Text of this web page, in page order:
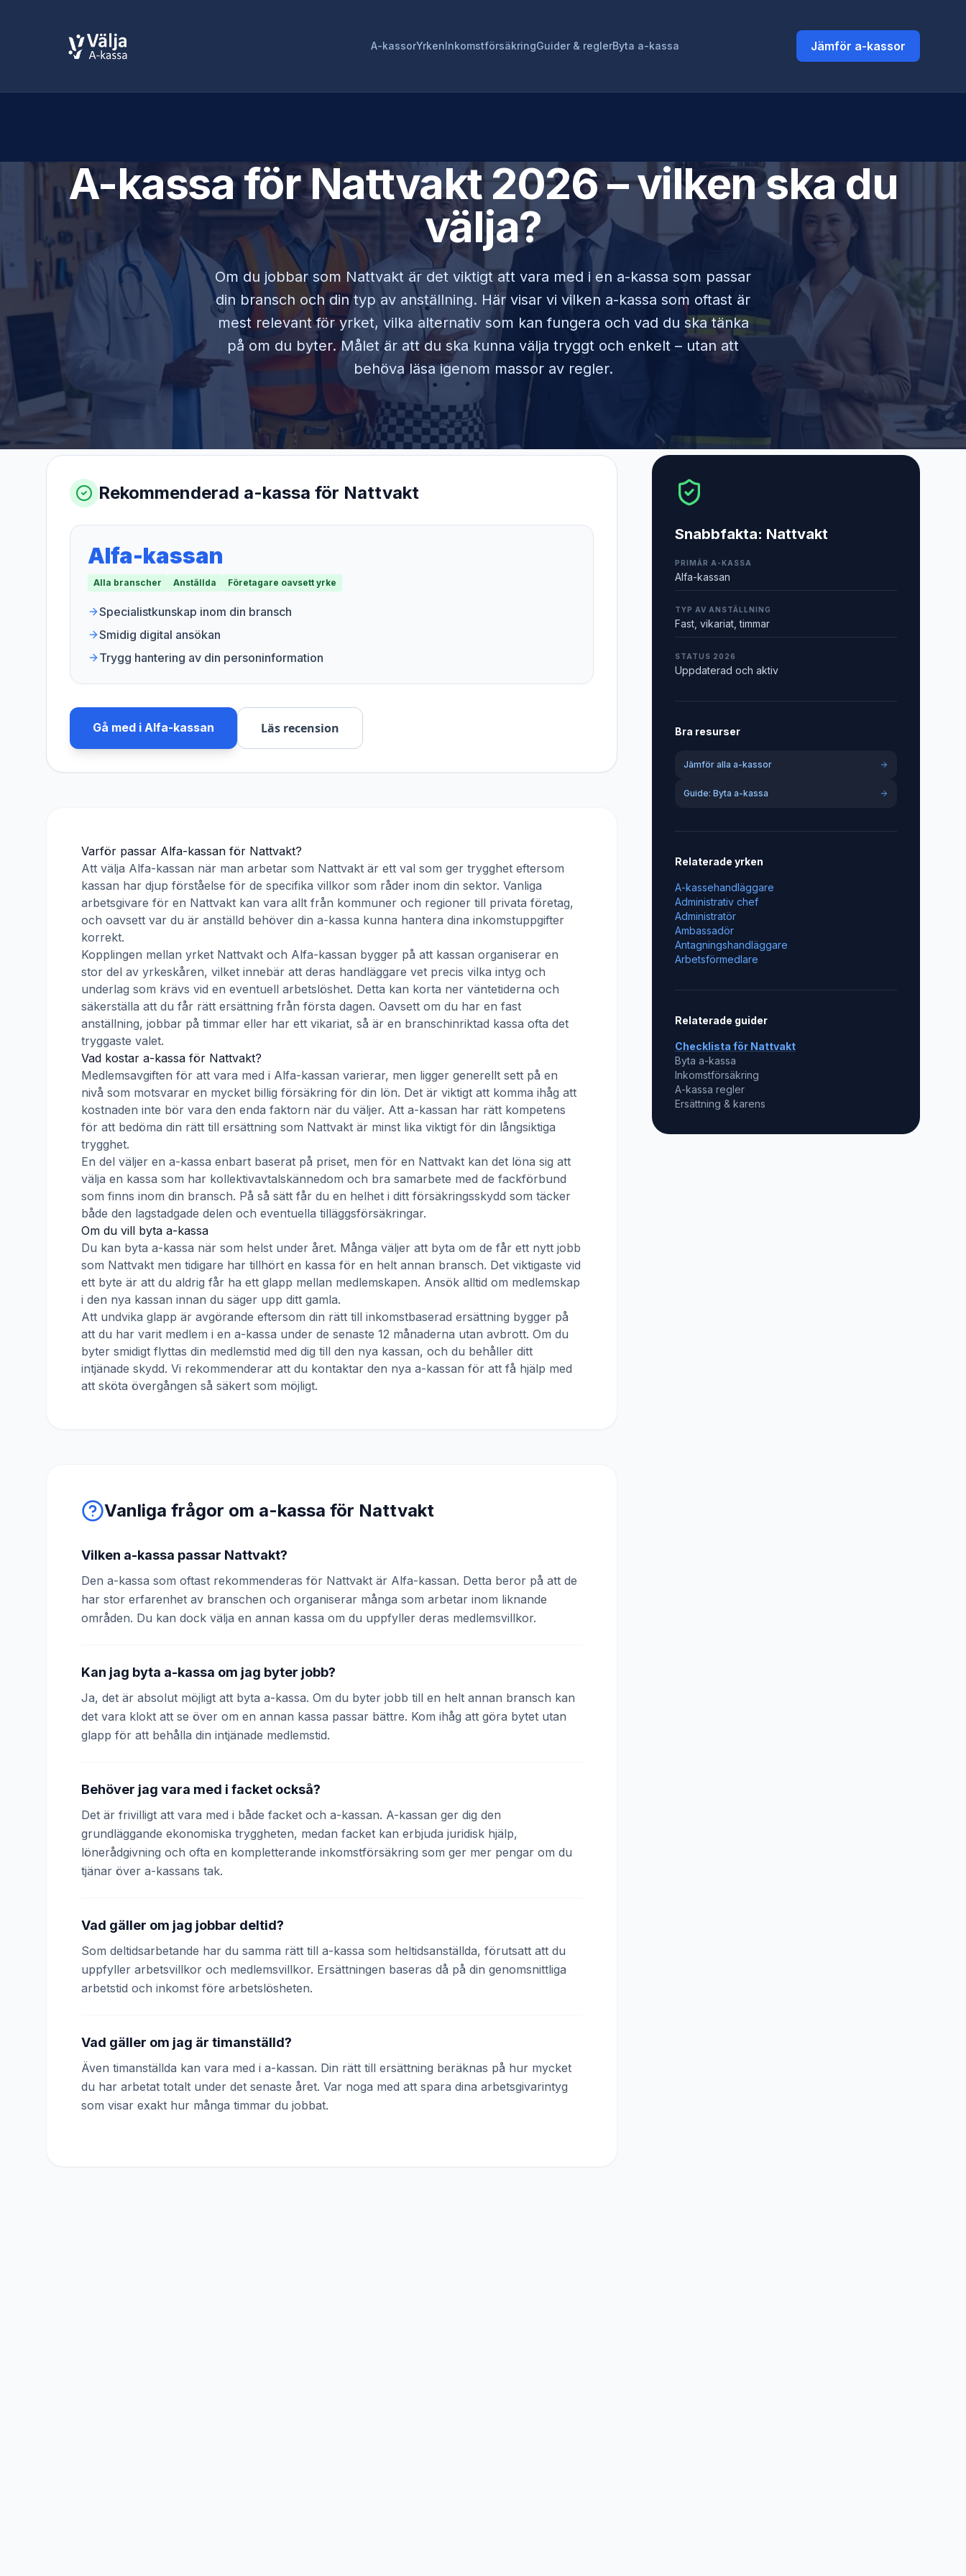
A-kassorYrkenInkomstförsäkringGuider & reglerByta a-kassa Jämför a-kassor
A-kassa förNattvakt2026 – vilken ska du
välja?
Om du jobbar som Nattvakt är det viktigt att vara med i en a-kassa som passar
din bransch och din typ av anställning. Här visar vi vilken a-kassa som oftast är
mest relevant för yrket, vilka alternativ som kan fungera och vad du ska tänka
på om du byter. Målet är att du ska kunna välja tryggt och enkelt – utan att
behöva läsa igenom massor av regler.
Rekommenderad a-kassa för Nattvakt
Alfa-kassan
Alla branscher Anställda Företagare oavsett yrke
Specialistkunskap inom din bransch
Smidig digital ansökan
Trygg hantering av din personinformation
Gå med i Alfa-kassan Läs recension
Varför passar Alfa-kassan för Nattvakt?
Att välja Alfa-kassan när man arbetar som Nattvakt är ett val som ger trygghet eftersom
kassan har djup förståelse för de specifika villkor som råder inom din sektor. Vanliga
arbetsgivare för en Nattvakt kan vara allt från kommuner och regioner till privata företag,
och oavsett var du är anställd behöver din a-kassa kunna hantera dina inkomstuppgifter
korrekt.
Kopplingen mellan yrket Nattvakt och Alfa-kassan bygger på att kassan organiserar en
stor del av yrkeskåren, vilket innebär att deras handläggare vet precis vilka intyg och
underlag som krävs vid en eventuell arbetslöshet. Detta kan korta ner väntetiderna och
säkerställa att du får rätt ersättning från första dagen. Oavsett om du har en fast
anställning, jobbar på timmar eller har ett vikariat, så är en branschinriktad kassa ofta det
tryggaste valet.
Vad kostar a-kassa för Nattvakt?
Medlemsavgiften för att vara med i Alfa-kassan varierar, men ligger generellt sett på en
nivå som motsvarar en mycket billig försäkring för din lön. Det är viktigt att komma ihåg att
kostnaden inte bör vara den enda faktorn när du väljer. Att a-kassan har rätt kompetens
för att bedöma din rätt till ersättning som Nattvakt är minst lika viktigt för din långsiktiga
trygghet.
En del väljer en a-kassa enbart baserat på priset, men för en Nattvakt kan det löna sig att
välja en kassa som har kollektivavtalskännedom och bra samarbete med de fackförbund
som finns inom din bransch. På så sätt får du en helhet i ditt försäkringsskydd som täcker
både den lagstadgade delen och eventuella tilläggsförsäkringar.
Om du vill byta a-kassa
Du kan byta a-kassa när som helst under året. Många väljer att byta om de får ett nytt jobb
som Nattvakt men tidigare har tillhört en kassa för en helt annan bransch. Det viktigaste vid
ett byte är att du aldrig får ha ett glapp mellan medlemskapen. Ansök alltid om medlemskap
i den nya kassan innan du säger upp ditt gamla.
Att undvika glapp är avgörande eftersom din rätt till inkomstbaserad ersättning bygger på
att du har varit medlem i en a-kassa under de senaste 12 månaderna utan avbrott. Om du
byter smidigt flyttas din medlemstid med dig till den nya kassan, och du behåller ditt
intjänade skydd. Vi rekommenderar att du kontaktar den nya a-kassan för att få hjälp med
att sköta övergången så säkert som möjligt.
Vanliga frågor om a-kassa för Nattvakt
Vilken a-kassa passar Nattvakt?
Den a-kassa som oftast rekommenderas för Nattvakt är Alfa-kassan. Detta beror på att de
har stor erfarenhet av branschen och organiserar många som arbetar inom liknande
områden. Du kan dock välja en annan kassa om du uppfyller deras medlemsvillkor.
Kan jag byta a-kassa om jag byter jobb?
Ja, det är absolut möjligt att byta a-kassa. Om du byter jobb till en helt annan bransch kan
det vara klokt att se över om en annan kassa passar bättre. Kom ihåg att göra bytet utan
glapp för att behålla din intjänade medlemstid.
Behöver jag vara med i facket också?
Det är frivilligt att vara med i både facket och a-kassan. A-kassan ger dig den
grundläggande ekonomiska tryggheten, medan facket kan erbjuda juridisk hjälp,
lönerådgivning och ofta en kompletterande inkomstförsäkring som ger mer pengar om du
tjänar över a-kassans tak.
Vad gäller om jag jobbar deltid?
Som deltidsarbetande har du samma rätt till a-kassa som heltidsanställda, förutsatt att du
uppfyller arbetsvillkor och medlemsvillkor. Ersättningen baseras då på din genomsnittliga
arbetstid och inkomst före arbetslösheten.
Vad gäller om jag är timanställd?
Även timanställda kan vara med i a-kassan. Din rätt till ersättning beräknas på hur mycket
du har arbetat totalt under det senaste året. Var noga med att spara dina arbetsgivarintyg
som visar exakt hur många timmar du jobbat.
Snabbfakta: Nattvakt
PRIMÄR A-KASSA
Alfa-kassan
TYP AV ANSTÄLLNING
Fast, vikariat, timmar
STATUS 2026
Uppdaterad och aktiv
Bra resurser
Jämför alla a-kassor
Guide: Byta a-kassa
Relaterade yrken
A-kassehandläggare
Administrativ chef
Administratör
Ambassadör
Antagningshandläggare
Arbetsförmedlare
Relaterade guider
Checklista för Nattvakt
Byta a-kassa
Inkomstförsäkring
A-kassa regler
Ersättning & karens